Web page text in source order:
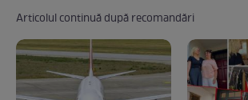
Articolul continuă după recomandări